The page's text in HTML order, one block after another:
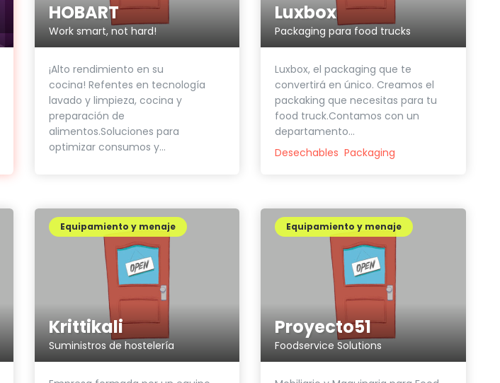
HOBART
Work smart, not hard!
¡Alto rendimiento en su
cocina! Refentes en tecnología
lavado y limpieza, cocina y
preparación de
alimentos.Soluciones para
optimizar consumos y...
Luxbox
Packaging para food trucks
Luxbox, el packaging que te
convertirá en único. Creamos el
packaking que necesitas para tu
food truck.Contamos con un
departamento...
Desechables Packaging
Krittikali
Suministros de hostelería
Equipamiento y menaje
Proyecto51
Foodservice Solutions
Equipamiento y menaje